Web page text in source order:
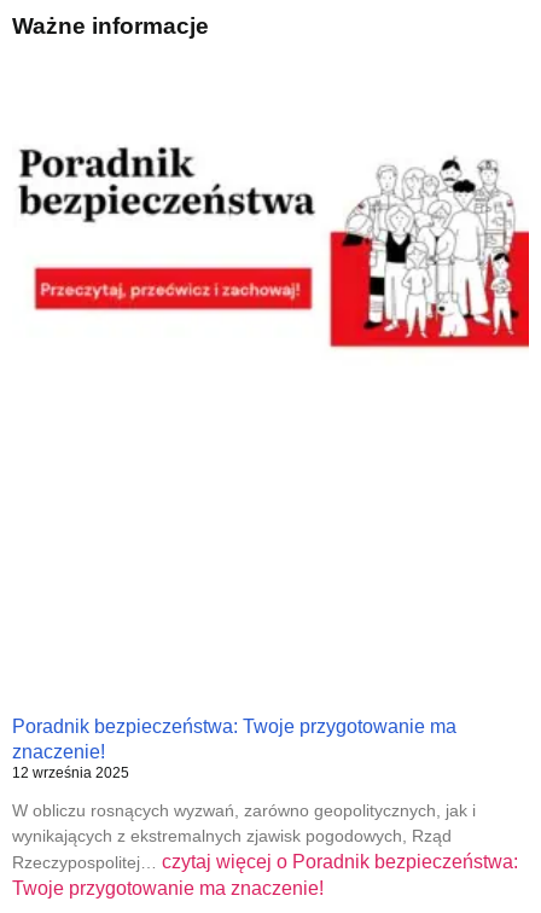
Ważne informacje
Poradnik bezpieczeństwa: Twoje przygotowanie ma
znaczenie!
12 września 2025
W obliczu rosnących wyzwań, zarówno geopolitycznych, jak i
wynikających z ekstremalnych zjawisk pogodowych, Rząd
Rzeczypospolitej… czytaj więcej o Poradnik bezpieczeństwa:
Twoje przygotowanie ma znaczenie!